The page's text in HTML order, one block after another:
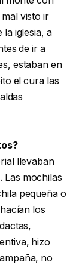
visto ir
iglesia, a
de ir a
estaban en
el cura las
llevaban
mochilas
pequeña o
los
hizo
no